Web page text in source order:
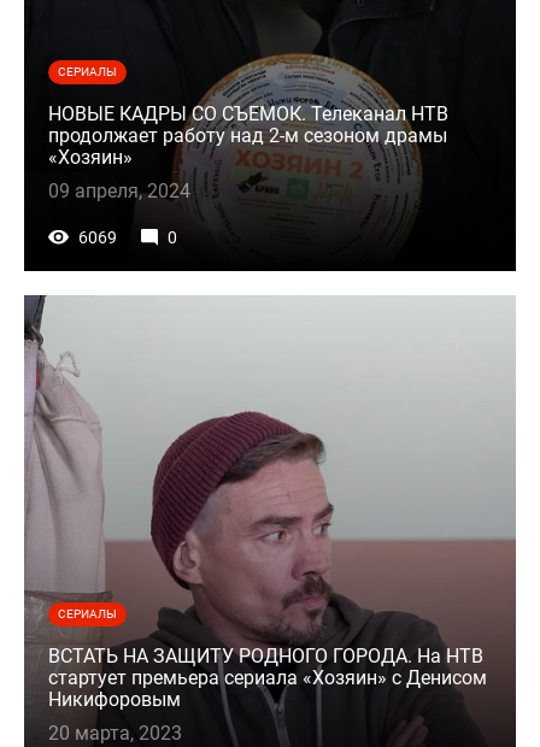
СЕРИАЛЫ
НОВЫЕ КАДРЫ СО СЪЕМОК. Телеканал НТВ
продолжает работу над 2-м сезоном драмы
«Хозяин»
09 апреля, 2024
6069 0
СЕРИАЛЫ
ВСТАТЬ НА ЗАЩИТУ РОДНОГО ГОРОДА. На НТВ
стартует премьера сериала «Хозяин» с Денисом
Никифоровым
20 марта, 2023